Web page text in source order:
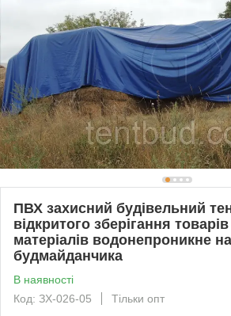
ПВХ захисний будівельний
відкритого зберігання товарів
матеріалів водонепроникне
будмайданчика
В наявності
Код: ЗХ-026-05
Тільки опт